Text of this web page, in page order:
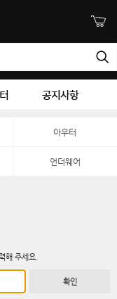
공지사항
아우터
언더웨어
해 주세요.
확인